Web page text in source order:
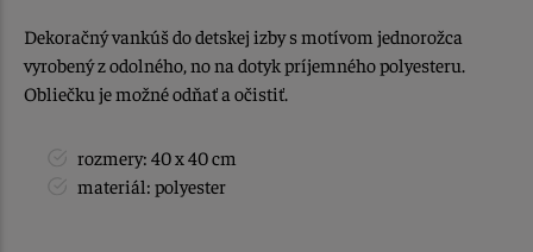
Dekoračný vankúš do detskej izby s motívom jednorožca
vyrobený z odolného, no na dotyk príjemného polyesteru.
Obliečku je možné odňať a očistiť.
rozmery: 40 x 40 cm
materiál: polyester